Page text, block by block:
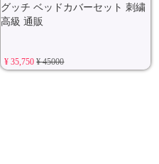
グッチ ベッドカバーセット 刺繍
高級 通販
¥ 35,750¥ 45000